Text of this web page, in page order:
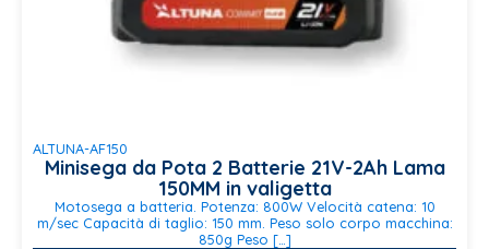
ALTUNA-AF150
Minisega da Pota 2 Batterie 21V-2Ah Lama
150MM in valigetta
Motosega a batteria. Potenza: 800W Velocità catena: 10
m/sec Capacità di taglio: 150 mm. Peso solo corpo macchina:
850g Peso […]